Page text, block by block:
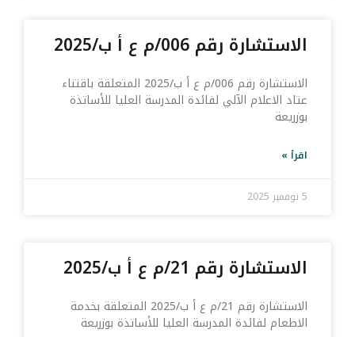
الاستشارة رقم 006/م ع أ ب/2025
الاستشارة رقم 006/م ع أ ب/2025 المتعلقة باقتناء
عتاد الاعلام الآلي لفائدة المدرسة العليا للأساتذة
بوزريعة
اقرأ »
5 نوفمبر 2025
الاستشارة رقم 21/م ع أ ب/2025
الاستشارة رقم 21/م ع أ ب/2025 المتعلقة بخدمة
الاطعام لفائدة المدرسة العليا للأساتذة بوزريعة